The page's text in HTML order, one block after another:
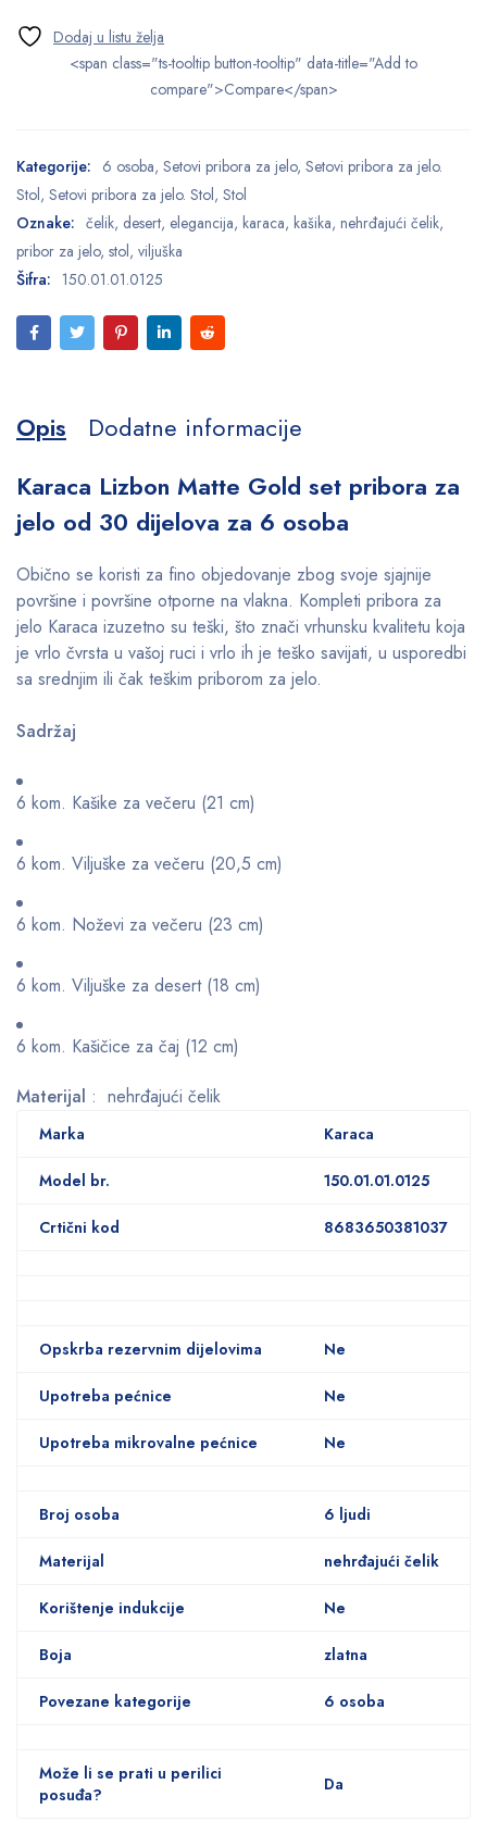
<span class="ts-tooltip button-tooltip" data-title="Add to
compare">Compare</span>
Kategorije: 6 osoba, Setovi pribora za jelo, Setovi pribora za jelo.
Stol, Setovi pribora za jelo. Stol, Stol
Oznake: čelik, desert, elegancija, karaca, kašika, nehrđajući čelik,
pribor za jelo, stol, viljuška
Šifra: 150.01.01.0125
Opis
Dodatne informacije
Karaca Lizbon Matte Gold set pribora za
jelo od 30 dijelova za 6 osoba
Obično se koristi za fino objedovanje zbog svoje sjajnije
površine i površine otporne na vlakna. Kompleti pribora za
jelo Karaca izuzetno su teški, što znači vrhunsku kvalitetu koja
je vrlo čvrsta u vašoj ruci i vrlo ih je teško savijati, u usporedbi
sa srednjim ili čak teškim priborom za jelo.
Sadržaj
6 kom. Kašike za večeru (21 cm)
6 kom. Viljuške za večeru (20,5 cm)
6 kom. Noževi za večeru (23 cm)
6 kom. Viljuške za desert (18 cm)
6 kom. Kašičice za čaj (12 cm)
Materijal : nehrđajući čelik
Marka Karaca
Model br. 150.01.01.0125
Crtični kod 8683650381037
Opskrba rezervnim dijelovima Ne
Upotreba pećnice Ne
Upotreba mikrovalne pećnice Ne
Broj osoba 6 ljudi
Materijal nehrđajući čelik
Korištenje indukcije Ne
Boja zlatna
Povezane kategorije 6 osoba
Može li se prati u perilici
posuđa?
Da